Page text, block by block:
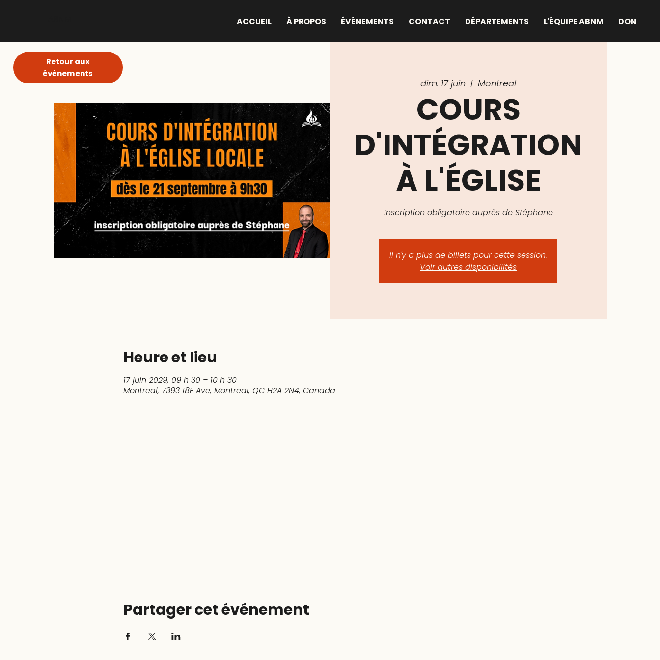
ACCUEIL À PROPOS ÉVÉNEMENTS CONTACT DÉPARTEMENTS L'ÉQUIPE ABNM DON
dim. 17 juin
  |
Montreal
COURS
D'INTÉGRATION
À L'ÉGLISE
Inscription obligatoire auprès de Stéphane
Il n'y a plus de billets pour cette session.
Voir autres disponibilités
Heure et lieu
17 juin 2029, 09 h 30 – 10 h 30
Montreal, 7393 18E Ave, Montreal, QC H2A 2N4, Canada
Partager cet événement
Retour aux
événements